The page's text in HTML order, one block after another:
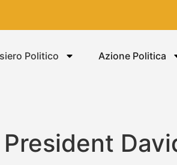
Politico Azione Politica